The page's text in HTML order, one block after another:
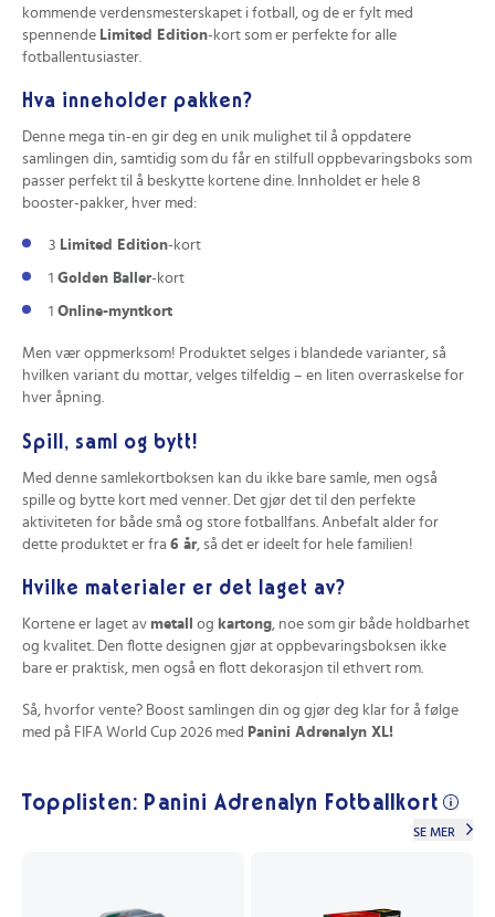
kommende verdensmesterskapet i fotball, og de er fylt med
spennende Limited Edition-kort som er perfekte for alle
fotballentusiaster.
Hva inneholder pakken?
Denne mega tin-en gir deg en unik mulighet til å oppdatere
samlingen din, samtidig som du får en stilfull oppbevaringsboks som
passer perfekt til å beskytte kortene dine. Innholdet er hele 8
booster-pakker, hver med:
3 Limited Edition-kort
1 Golden Baller-kort
1 Online-myntkort
Men vær oppmerksom! Produktet selges i blandede varianter, så
hvilken variant du mottar, velges tilfeldig – en liten overraskelse for
hver åpning.
Spill, saml og bytt!
Med denne samlekortboksen kan du ikke bare samle, men også
spille og bytte kort med venner. Det gjør det til den perfekte
aktiviteten for både små og store fotballfans. Anbefalt alder for
dette produktet er fra 6 år , så det er ideelt for hele familien!
Hvilke materialer er det laget av?
Kortene er laget av metall og kartong , noe som gir både holdbarhet
og kvalitet. Den flotte designen gjør at oppbevaringsboksen ikke
bare er praktisk, men også en flott dekorasjon til ethvert rom.
Så, hvorfor vente? Boost samlingen din og gjør deg klar for å følge
med på FIFA World Cup 2026 med Panini Adrenalyn XL!
Topplisten: Panini Adrenalyn Fotballkort
SE MER